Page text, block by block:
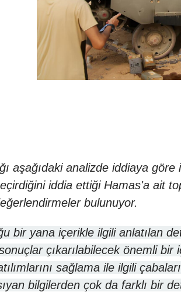
aşağıdaki analizde iddiaya
iddia ettiği Hamas'a ait
bulunuyor.
bir yana içerikle ilgili anlatılan
çıkarılabilecek önemli
sağlama ile ilgili
bilgilerden çok da farklı bir